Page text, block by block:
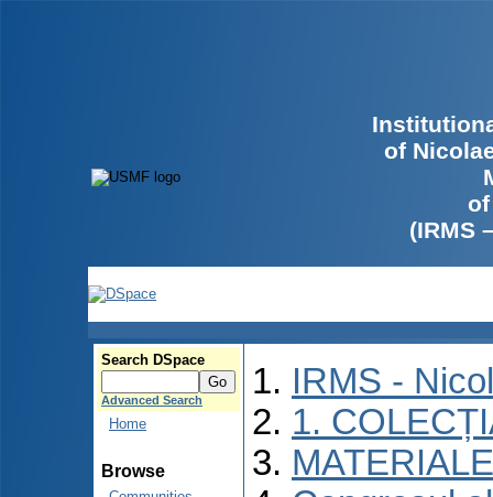
of
(IRMS
Search DSpace
Advanced Search
Home
Browse
IRMS -
1.